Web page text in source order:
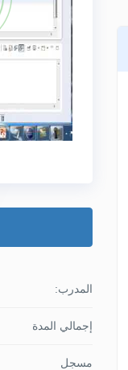
المدرب:
إجمالي المدة
مسجل